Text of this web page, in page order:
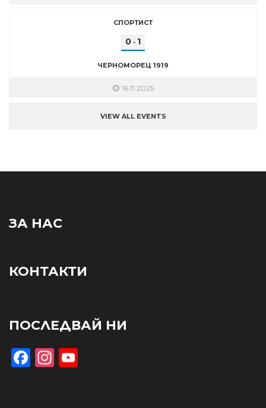
СПОРТИСТ
0 - 1
ЧЕРНОМОРЕЦ 1919
16.11.2025
VIEW ALL EVENTS
ЗА НАС
КОНТАКТИ
ПОСЛЕДВАЙ НИ
Facebook
Instagram